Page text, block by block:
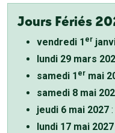
Jours Fériés
vendredi 1 er
lundi 29 mars
samedi 1 er mai
samedi 8 mai
jeudi 6 mai 2027
lundi 17 mai 2027